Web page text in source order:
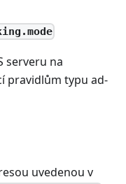
serveru na
pravidlům typu ad-
uvedenou v